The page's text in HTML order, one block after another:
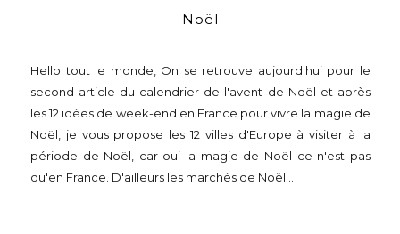
Noël
Hello tout le monde, On se retrouve aujourd'hui pour le
second article du calendrier de l'avent de Noël et après
les 12 idées de week-end en France pour vivre la magie de
Noël, je vous propose les 12 villes d'Europe à visiter à la
période de Noël, car oui la magie de Noël ce n'est pas
qu'en France. D'ailleurs les marchés de Noël...